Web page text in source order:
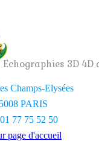
Echographies 3D 4D
Champs-Elysées
PARIS
77 75 52 50
page d'accueil